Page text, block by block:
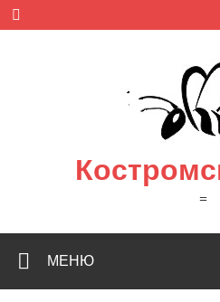
Skip
content
=
МЕНЮ